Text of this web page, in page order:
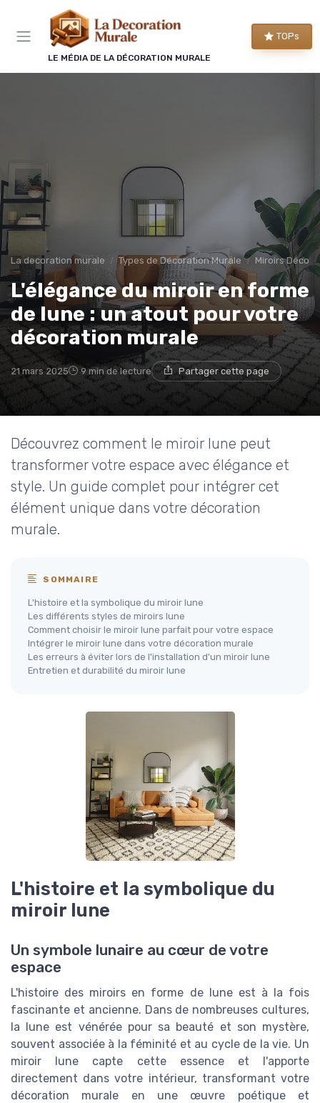
LE MÉDIA DE LA DÉCORATION MURALE
TOPs
La decoration murale Types de Décoration Murale Miroirs
L'élégance du miroir en forme
de lune : un atout pour votre
décoration murale
21 mars 2025 9 min de lecture Partager cette page
Découvrez comment le miroir lune peut
transformer votre espace avec élégance et
style. Un guide complet pour intégrer cet
élément unique dans votre décoration
murale.
SOMMAIRE
L'histoire et la symbolique du miroir lune
Les différents styles de miroirs lune
Comment choisir le miroir lune parfait pour votre espace
Intégrer le miroir lune dans votre décoration murale
Les erreurs à éviter lors de l'installation d'un miroir lune
Entretien et durabilité du miroir lune
L'histoire et la symbolique du
miroir lune
Un symbole lunaire au cœur de votre
espace
L'histoire des miroirs en forme de lune est à la fois
fascinante et ancienne. Dans de nombreuses cultures,
la lune est vénérée pour sa beauté et son mystère,
souvent associée à la féminité et au cycle de la vie. Un
miroir lune capte cette essence et l'apporte
directement dans votre intérieur, transformant votre
décoration murale en une œuvre poétique et
Panneau de gestion des cookies